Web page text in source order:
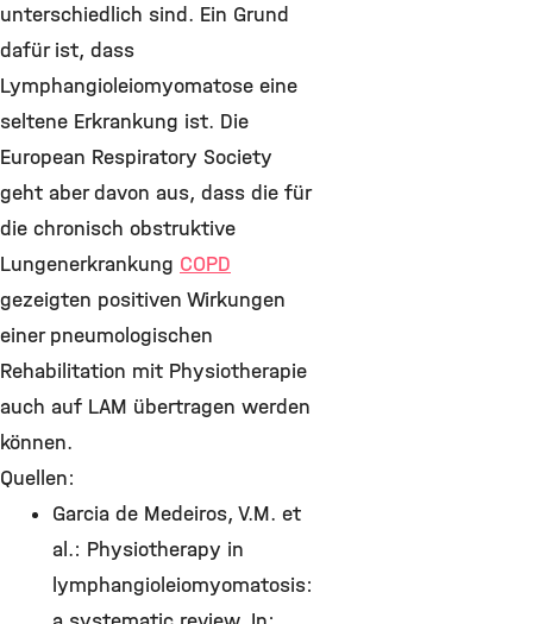
unterschiedlich sind. Ein Grund
dafür ist, dass
Lymphangioleiomyomatose eine
seltene Erkrankung ist. Die
European Respiratory Society
geht aber davon aus, dass die für
die chronisch obstruktive
Lungenerkrankung COPD
gezeigten positiven Wirkungen
einer pneumologischen
Rehabilitation mit Physiotherapie
auch auf LAM übertragen werden
können.
Quellen:
Garcia de Medeiros, V.M. et
al.: Physiotherapy in
lymphangioleiomyomatosis: